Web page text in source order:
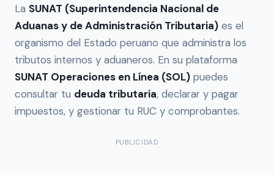
La SUNAT (Superintendencia Nacional de
Aduanas y de Administración Tributaria) es el
organismo del Estado peruano que administra los
tributos internos y aduaneros. En su plataforma
SUNAT Operaciones en Línea (SOL) puedes
consultar tu deuda tributaria, declarar y pagar
impuestos, y gestionar tu RUC y comprobantes.
PUBLICIDAD